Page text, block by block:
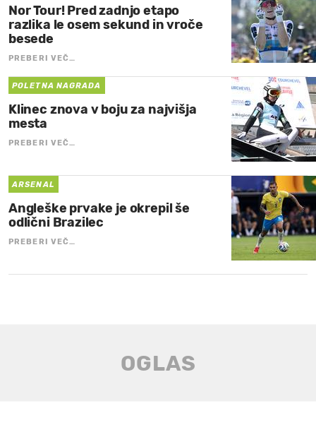
Nor Tour! Pred zadnjo etapo
razlika le osem sekund in vroče
besede
PREBERI VEČ…
POLETNA NAGRADA
Klinec znova v boju za najvišja
mesta
PREBERI VEČ…
ARSENAL
Angleške prvake je okrepil še
odlični Brazilec
PREBERI VEČ…